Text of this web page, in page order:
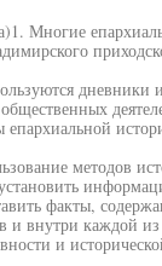
Многие
дневники
методов
факты,
и внутри каждой
и